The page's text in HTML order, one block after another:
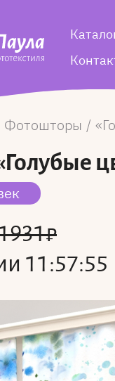
Фотошторы
₽
11:57:55